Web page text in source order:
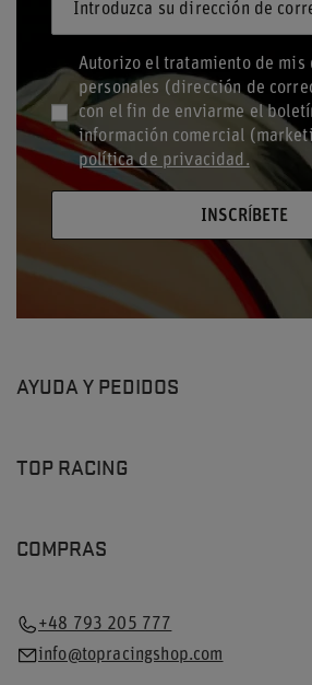
Introduzca su dirección de
Autorizo el tratamiento de mis
personales (dirección de
con el fin de enviarme el
información comercial
política de privacidad.
INSCRÍBETE
AYUDA Y PEDIDOS
TOP RACING
COMPRAS
+48 793 205 777
info@topracingshop.com